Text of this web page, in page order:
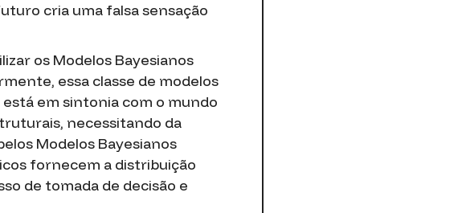
cria uma falsa sensação
os Modelos Bayesianos
essa classe de modelos
em sintonia com o mundo
necessitando da
Modelos Bayesianos
fornecem a distribuição
de tomada de decisão e